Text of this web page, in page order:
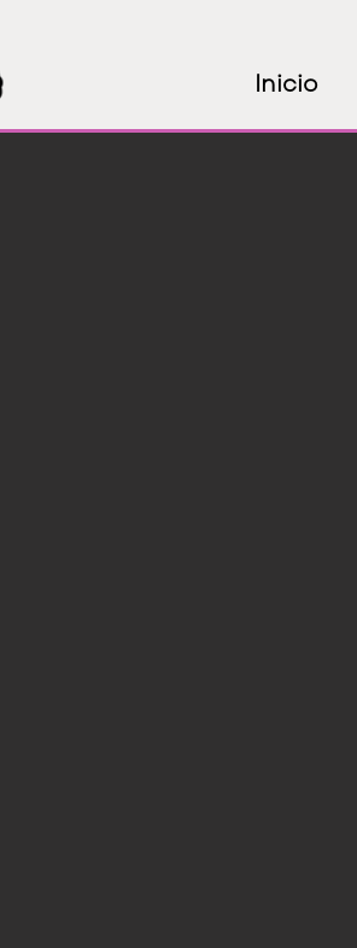
Inicio